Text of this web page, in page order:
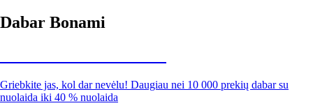
Dabar Bonami
Griebkite jas, kol dar nevėlu! Daugiau nei 10 000 prekių dabar su
nuolaida iki 40 % nuolaida